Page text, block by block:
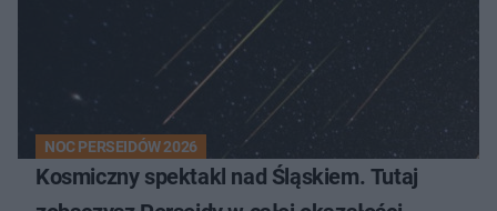
NOC PERSEIDÓW 2026
Kosmiczny spektakl nad Śląskiem. Tutaj